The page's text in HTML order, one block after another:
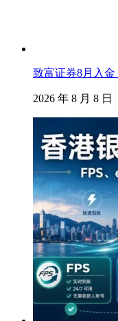
致富证券8月入
2026 年 8 月 8 日